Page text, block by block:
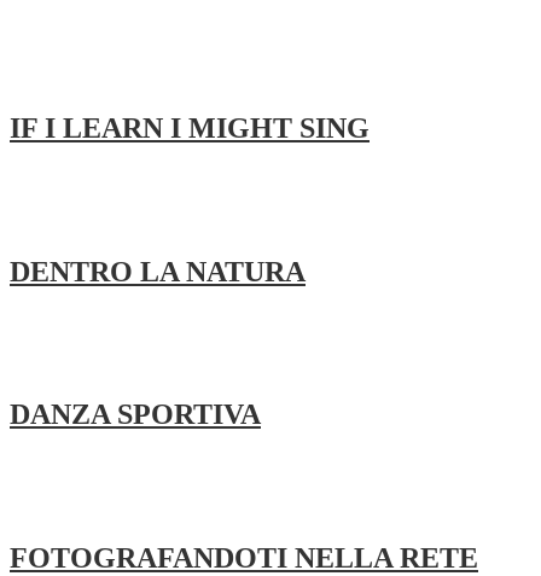
IF I LEARN I MIGHT SING
DENTRO LA NATURA
DANZA SPORTIVA
FOTOGRAFANDOTI NELLA RETE